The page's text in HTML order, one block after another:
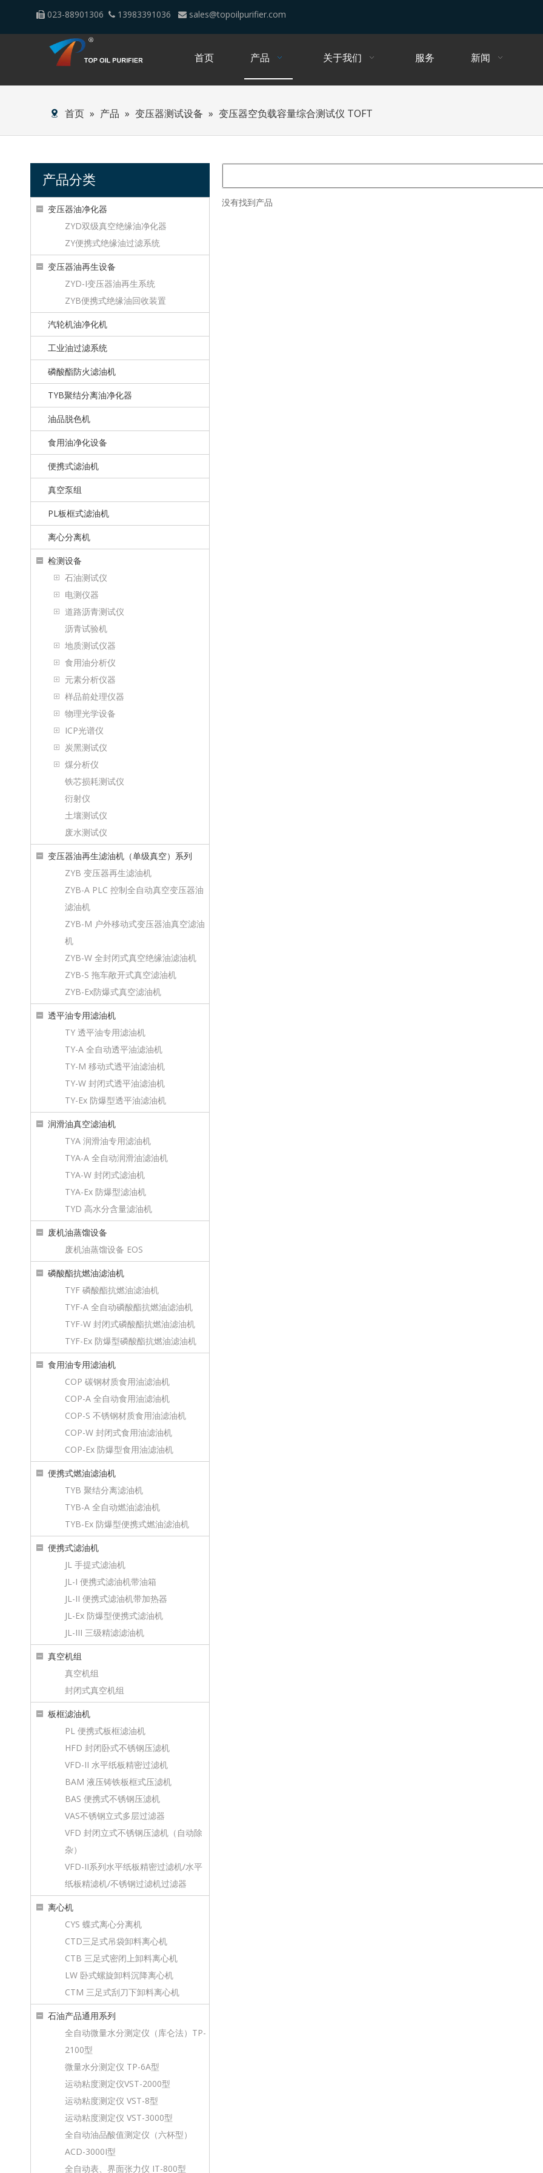
 023-88901306  13983391036  sales@topoilpurifier.com
首页 产品 关于我们 服务 新闻
首页 » 产品 » 变压器测试设备 » 变压器空负载容量综合测试仪 TOFT
产品分类
变压器油净化器
ZYD双级真空绝缘油净化器
ZY便携式绝缘油过滤系统
变压器油再生设备
ZYD-I变压器油再生系统
ZYB便携式绝缘油回收装置
汽轮机油净化机
工业油过滤系统
磷酸酯防火滤油机
TYB聚结分离油净化器
油品脱色机
食用油净化设备
便携式滤油机
真空泵组
PL板框式滤油机
离心分离机
检测设备
石油测试仪
电测仪器
道路沥青测试仪
沥青试验机
地质测试仪器
食用油分析仪
元素分析仪器
样品前处理仪器
物理光学设备
ICP光谱仪
炭黑测试仪
煤分析仪
铁芯损耗测试仪
衍射仪
土壤测试仪
废水测试仪
变压器油再生滤油机（单级真空）系列
ZYB 变压器再生滤油机
ZYB-A PLC 控制全自动真空变压器油
滤油机
ZYB-M 户外移动式变压器油真空滤油
机
ZYB-W 全封闭式真空绝缘油滤油机
ZYB-S 拖车敞开式真空滤油机
ZYB-Ex防爆式真空滤油机
透平油专用滤油机
TY 透平油专用滤油机
TY-A 全自动透平油滤油机
TY-M 移动式透平油滤油机
TY-W 封闭式透平油滤油机
TY-Ex 防爆型透平油滤油机
润滑油真空滤油机
TYA 润滑油专用滤油机
TYA-A 全自动润滑油滤油机
TYA-W 封闭式滤油机
TYA-Ex 防爆型滤油机
TYD 高水分含量滤油机
废机油蒸馏设备
废机油蒸馏设备 EOS
磷酸酯抗燃油滤油机
TYF 磷酸酯抗燃油滤油机
TYF-A 全自动磷酸酯抗燃油滤油机
TYF-W 封闭式磷酸酯抗燃油滤油机
TYF-Ex 防爆型磷酸酯抗燃油滤油机
食用油专用滤油机
COP 碳钢材质食用油滤油机
COP-A 全自动食用油滤油机
COP-S 不锈钢材质食用油滤油机
COP-W 封闭式食用油滤油机
COP-Ex 防爆型食用油滤油机
便携式燃油滤油机
TYB 聚结分离滤油机
TYB-A 全自动燃油滤油机
TYB-Ex 防爆型便携式燃油滤油机
便携式滤油机
JL 手提式滤油机
JL-I 便携式滤油机带油箱
JL-II 便携式滤油机带加热器
JL-Ex 防爆型便携式滤油机
JL-III 三级精滤滤油机
真空机组
真空机组
封闭式真空机组
板框滤油机
PL 便携式板框滤油机
HFD 封闭卧式不锈钢压滤机
VFD-II 水平纸板精密过滤机
BAM 液压铸铁板框式压滤机
BAS 便携式不锈钢压滤机
VAS不锈钢立式多层过滤器
VFD 封闭立式不锈钢压滤机（自动除
杂）
VFD-II系列水平纸板精密过滤机/水平
纸板精滤机/不锈钢过滤机过滤器
离心机
CYS 蝶式离心分离机
CTD三足式吊袋卸料离心机
CTB 三足式密闭上卸料离心机
LW 卧式螺旋卸料沉降离心机
CTM 三足式刮刀下卸料离心机
石油产品通用系列
全自动微量水分测定仪（库仑法）TP-
2100型
微量水分测定仪 TP-6A型
运动粘度测定仪VST-2000型
运动粘度测定仪 VST-8型
运动粘度测定仪 VST-3000型
全自动油品酸值测定仪（六杯型）
ACD-3000I型
全自动表、界面张力仪 IT-800型
没有找到产品